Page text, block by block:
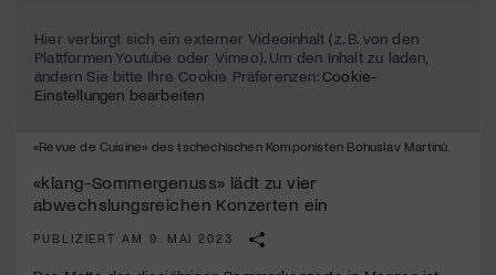
Hier verbirgt sich ein externer Videoinhalt (z. B. von den
Plattformen Youtube oder Vimeo). Um den Inhalt zu laden,
ändern Sie bitte Ihre Cookie Präferenzen:Cookie-
Einstellungen bearbeiten
«Revue de Cuisine» des tschechischen Komponisten Bohuslav Martinů.
«klang-Sommergenuss» lädt zu vier
abwechslungsreichen Konzerten ein
PUBLIZIERT AM 9. MAI 2023
Mach mit: «Be Part of the Art»!